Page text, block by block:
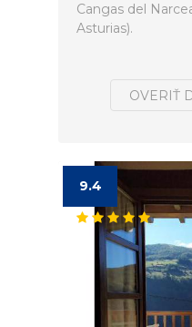
Cangas del
Asturias).
OVERIŤ
9.4